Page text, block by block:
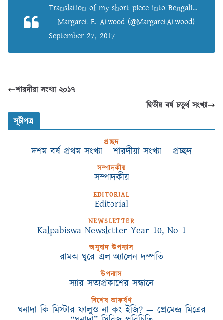
Translation of my short piece into Bengali…
— Margaret E. Atwood (@MargaretAtwood)
September 27, 2017
শারদীয়া সংখ্যা ২০১৭
দ্বিতীয় বর্ষ চতুর্থ সংখ্যা
সূচীপত্র
প্রচ্ছদ
দশম বর্ষ প্রথম সংখ্যা – শারদীয়া সংখ্যা – প্রচ্ছদ
সম্পাদকীয়
সম্পাদকীয়
EDITORIAL
Editorial
NEWSLETTER
Kalpabiswa Newsletter Year 10, No 1
অনুবাদ উপন্যাস
রামঅ ঘুরে এল অ্যালেন দম্পতি
উপন্যাস
স্যার সত্যপ্রকাশের সন্ধানে
বিশেষ আকর্ষণ
ঘনাদা কি মিস্টার ফালুও না কং ইজি? — প্রেমেন্দ্র মিত্রের